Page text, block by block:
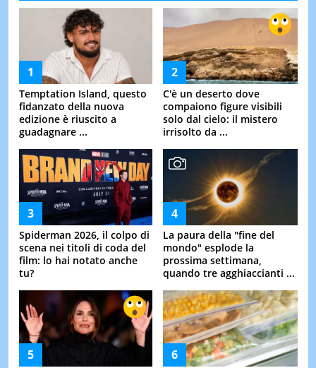
Temptation Island, questo
fidanzato della nuova
edizione è riuscito a
guadagnare ...
C'è un deserto dove
compaiono figure visibili
solo dal cielo: il mistero
irrisolto da ...
Spiderman 2026, il colpo di
scena nei titoli di coda del
film: lo hai notato anche
tu?
La paura della "fine del
mondo" esplode la
prossima settimana,
quando tre agghiaccianti ...